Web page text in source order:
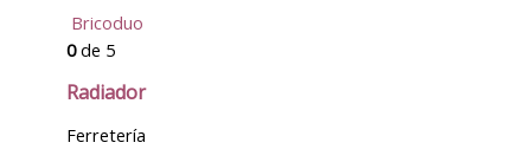
Bricoduo
0de 5
Radiador
Ferretería